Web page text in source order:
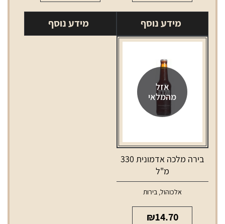
מידע נוסף מידע נוסף
אזל
מהמלאי
בירה מלכה אדמונית 330
מ"ל
אלכוהול,בירות
₪14.70